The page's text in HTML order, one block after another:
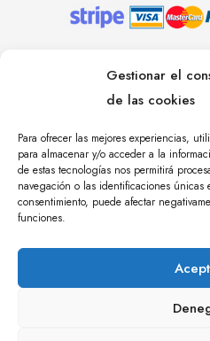
Gestionar el
de las cookies
Para ofrecer las mejores experiencias,
para almacenar y/o acceder a la
de estas tecnologías nos permitirá
navegación o las identificaciones
consentimiento, puede afectar
funciones.
RESERVADOS.
ÁNGULO